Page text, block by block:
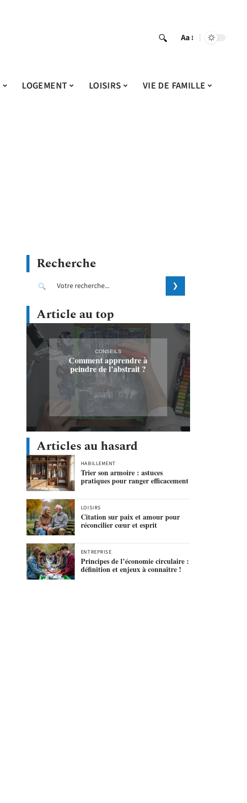
Aa
LOGEMENT LOISIRS
VIE DE FAMILLE
Recherche
Article au top
CONSEILS
Comment apprendre à
peindre de l’abstrait ?
Articles au hasard
HABILLEMENT
Trier son armoire : astuces
pratiques pour ranger efficacement
LOISIRS
Citation sur paix et amour pour
réconcilier cœur et esprit
ENTREPRISE
Principes de l’économie circulaire :
définition et enjeux à connaître !